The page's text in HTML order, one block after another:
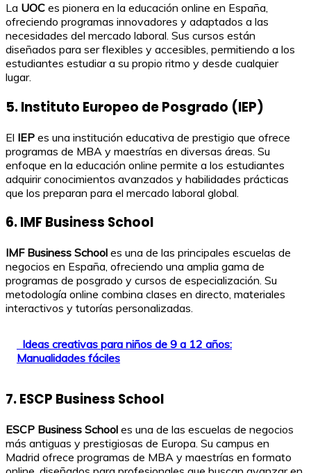
La UOC es pionera en la educación online en España,
ofreciendo programas innovadores y adaptados a las
necesidades del mercado laboral. Sus cursos están
diseñados para ser flexibles y accesibles, permitiendo a los
estudiantes estudiar a su propio ritmo y desde cualquier
lugar.
5. Instituto Europeo de Posgrado (IEP)
El IEP es una institución educativa de prestigio que ofrece
programas de MBA y maestrías en diversas áreas. Su
enfoque en la educación online permite a los estudiantes
adquirir conocimientos avanzados y habilidades prácticas
que los preparan para el mercado laboral global.
6. IMF Business School
IMF Business School es una de las principales escuelas de
negocios en España, ofreciendo una amplia gama de
programas de posgrado y cursos de especialización. Su
metodología online combina clases en directo, materiales
interactivos y tutorías personalizadas.
Ideas creativas para niños de 9 a 12 años:
Manualidades fáciles
7. ESCP Business School
ESCP Business School es una de las escuelas de negocios
más antiguas y prestigiosas de Europa. Su campus en
Madrid ofrece programas de MBA y maestrías en formato